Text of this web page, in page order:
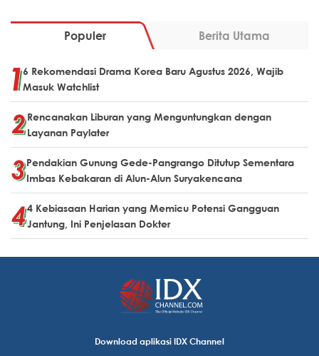
Populer Berita Utama
6 Rekomendasi Drama Korea Baru Agustus 2026, Wajib
Masuk Watchlist
Rencanakan Liburan yang Menguntungkan dengan
Layanan Paylater
Pendakian Gunung Gede-Pangrango Ditutup Sementara
Imbas Kebakaran di Alun-Alun Suryakencana
4 Kebiasaan Harian yang Memicu Potensi Gangguan
Jantung, Ini Penjelasan Dokter
Download aplikasi IDX Channel